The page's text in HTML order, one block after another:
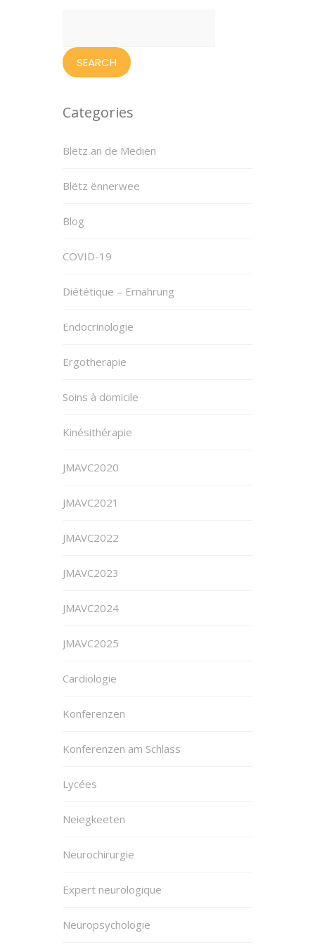
Categories
Blëtz an de Medien
Blëtz ënnerwee
Blog
COVID-19
Diététique – Ernährung
Endocrinologie
Ergotherapie
Soins à domicile
Kinésithérapie
JMAVC2020
JMAVC2021
JMAVC2022
JMAVC2023
JMAVC2024
JMAVC2025
Cardiologie
Konferenzen
Konferenzen am Schlass
Lycées
Neiegkeeten
Neurochirurgie
Expert neurologique
Neuropsychologie